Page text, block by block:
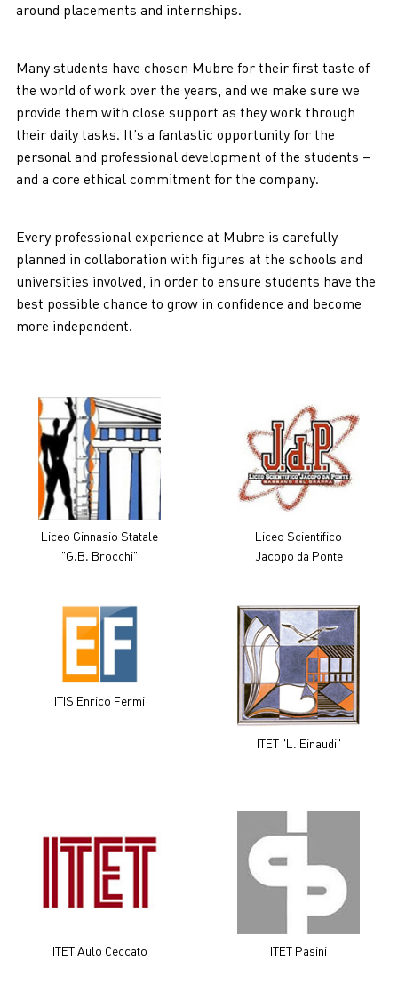
around placements and internships.
Many students have chosen Mubre for their first taste of
the world of work over the years, and we make sure we
provide them with close support as they work through
their daily tasks. It’s a fantastic opportunity for the
personal and professional development of the students –
and a core ethical commitment for the company.
Every professional experience at Mubre is carefully
planned in collaboration with figures at the schools and
universities involved, in order to ensure students have the
best possible chance to grow in confidence and become
more independent.
Liceo Ginnasio Statale
"G.B. Brocchi"
Liceo Scientifico
Jacopo da Ponte
ITIS Enrico Fermi
ITET "L. Einaudi"
ITET Aulo Ceccato ITET Pasini